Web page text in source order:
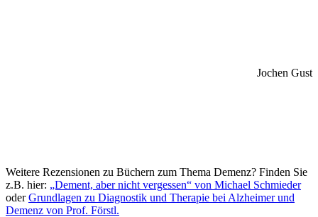
Jochen Gust
Weitere Rezensionen zu Büchern zum Thema Demenz? Finden Sie
z.B. hier: „Dement, aber nicht vergessen“ von Michael Schmieder
oderGrundlagen zu Diagnostik und Therapie bei Alzheimer und
Demenz von Prof. Förstl.